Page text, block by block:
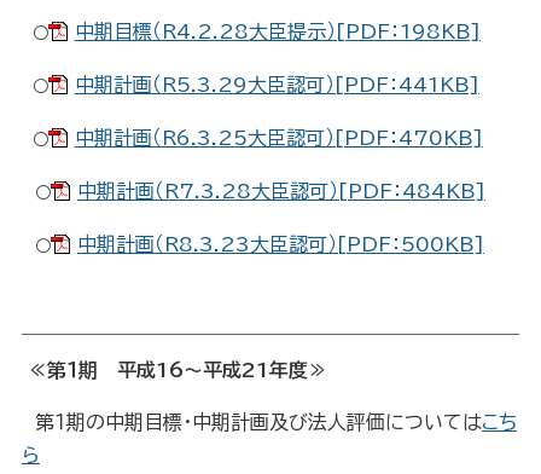
○ 中期目標（R4.2.28大臣提示）[PDF：198KB]
○ 中期計画（R5.3.29大臣認可）[PDF：441KB]
○ 中期計画（R6.3.25大臣認可）[PDF：470KB]
○ 中期計画（R7.3.28大臣認可）[PDF：484KB]
○ 中期計画（R8.3.23大臣認可）[PDF：500KB]
≪第１期 平成16～平成21年度≫
第１期の中期目標・中期計画及び法人評価についてはこち
ら